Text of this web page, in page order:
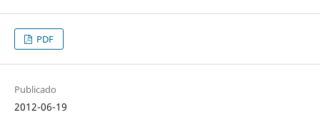
PDF
Publicado
2012-06-19